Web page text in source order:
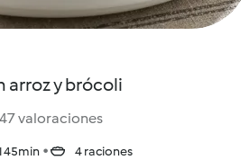
arroz y brócoli
valoraciones
45min 4 raciones